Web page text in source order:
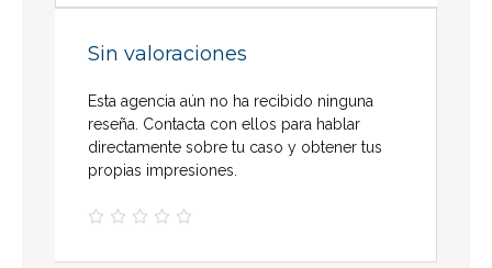
Sin valoraciones
Esta agencia aún no ha recibido ninguna
reseña. Contacta con ellos para hablar
directamente sobre tu caso y obtener tus
propias impresiones.
    